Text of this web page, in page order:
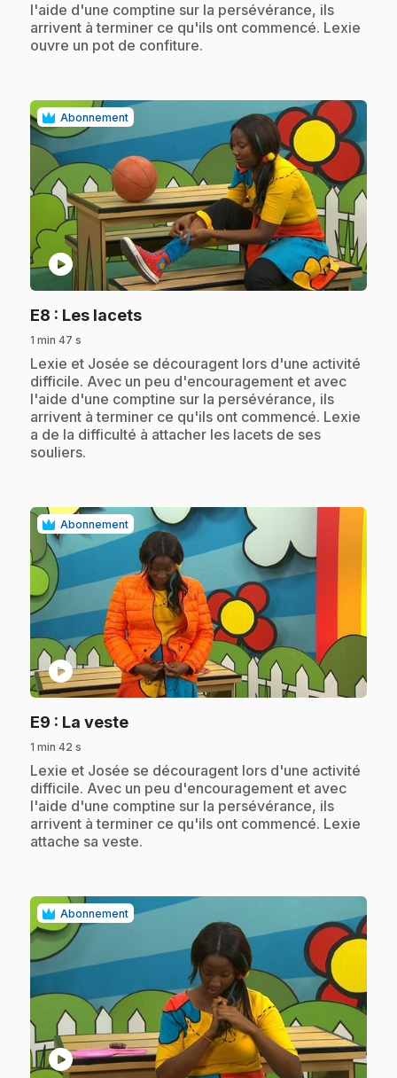
l'aide d'une comptine sur la persévérance, ils
arrivent à terminer ce qu'ils ont commencé. Lexie
ouvre un pot de confiture.
Abonnement
play_circle
E8 : Les lacets.
1 min 47 s
.Lexie et Josée se découragent lors d'une activité
difficile. Avec un peu d'encouragement et avec
l'aide d'une comptine sur la persévérance, ils
arrivent à terminer ce qu'ils ont commencé. Lexie
a de la difficulté à attacher les lacets de ses
souliers.
Abonnement
play_circle
E9 : La veste.
1 min 42 s
.Lexie et Josée se découragent lors d'une activité
difficile. Avec un peu d'encouragement et avec
l'aide d'une comptine sur la persévérance, ils
arrivent à terminer ce qu'ils ont commencé. Lexie
attache sa veste.
Abonnement
play_circle